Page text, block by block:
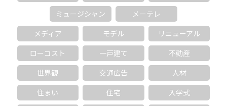
ミュージシャン
メーテレ
メディア
モデル
リニューアル
ローコスト
一戸建て
不動産
世界観
交通広告
人材
住まい
住宅
入学式